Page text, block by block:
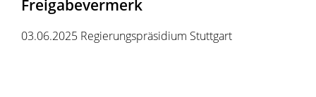
Freigabevermerk
03.06.2025 Regierungspräsidium Stuttgart